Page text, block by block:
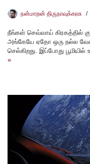
நன்மாறன் திருநாவுக்கரசு
நீங்கள் செவ்வாய் கிரகத்தில்
அங்கேயே ஏதோ ஒரு நல்ல
செல்கிறது. இப்போது
»